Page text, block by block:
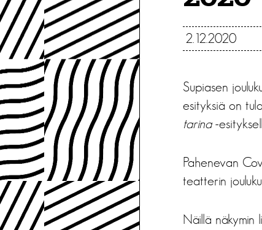
2.12.2020
Supiasen
esityksiä on
tarina-
Pahenevan
teatterin
Näillä näkymin